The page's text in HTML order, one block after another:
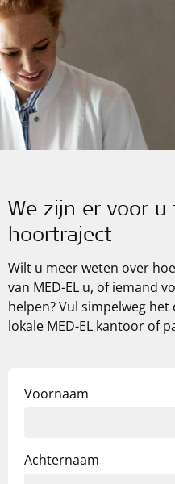
We zijn er voor u
hoortraject
Wilt u meer weten over
van MED-EL u, of iemand
helpen? Vul simpelweg
lokale MED-EL kantoor of
Voornaam
Achternaam